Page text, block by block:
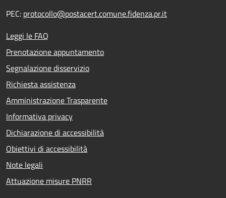
PEC: protocollo@postacert.comune.fidenza.pr.it
Leggi le FAQ
Prenotazione appuntamento
Segnalazione disservizio
Richiesta assistenza
Amministrazione Trasparente
Informativa privacy
Dichiarazione di accessibilità
Obiettivi di accessibilità
Note legali
Attuazione misure PNRR